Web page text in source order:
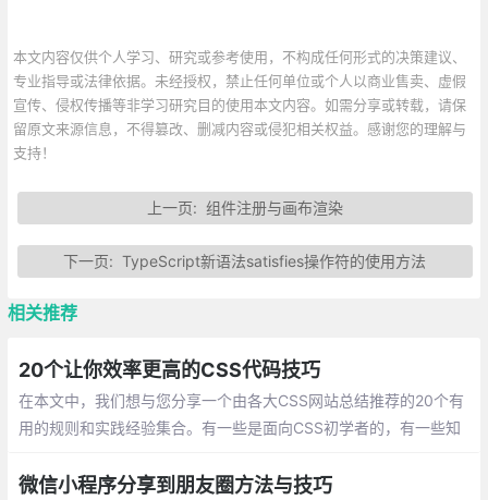
本文内容仅供个人学习、研究或参考使用，不构成任何形式的决策建议、
专业指导或法律依据。未经授权，禁止任何单位或个人以商业售卖、虚假
宣传、侵权传播等非学习研究目的使用本文内容。如需分享或转载，请保
留原文来源信息，不得篡改、删减内容或侵犯相关权益。感谢您的理解与
支持！
上一页: 组件注册与画布渲染
下一页:TypeScript新语法satisfies操作符的使用方法
相关推荐
20个让你效率更高的CSS代码技巧
在本文中，我们想与您分享一个由各大CSS网站总结推荐的20个有
用的规则和实践经验集合。有一些是面向CSS初学者的，有一些知
知识
微信小程序分享到朋友圈方法与技巧